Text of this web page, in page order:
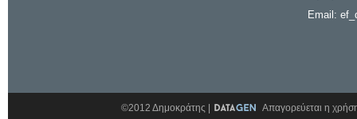
Email:
©2012 Δημοκράτης | Απαγορεύεται η